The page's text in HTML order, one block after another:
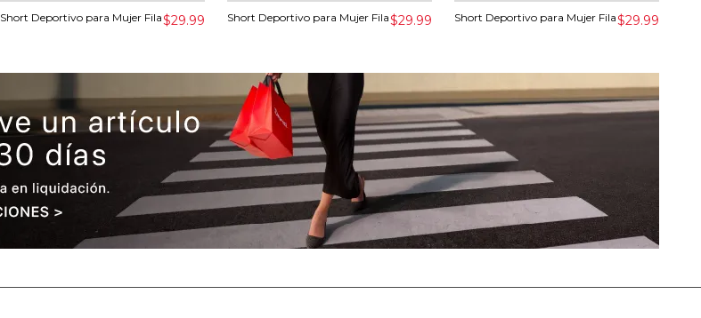
Short Deportivo para Mujer Fila$29.99 Short Deportivo para Mujer Fila$29.99 Short Deportivo para Mujer Fila$29.99